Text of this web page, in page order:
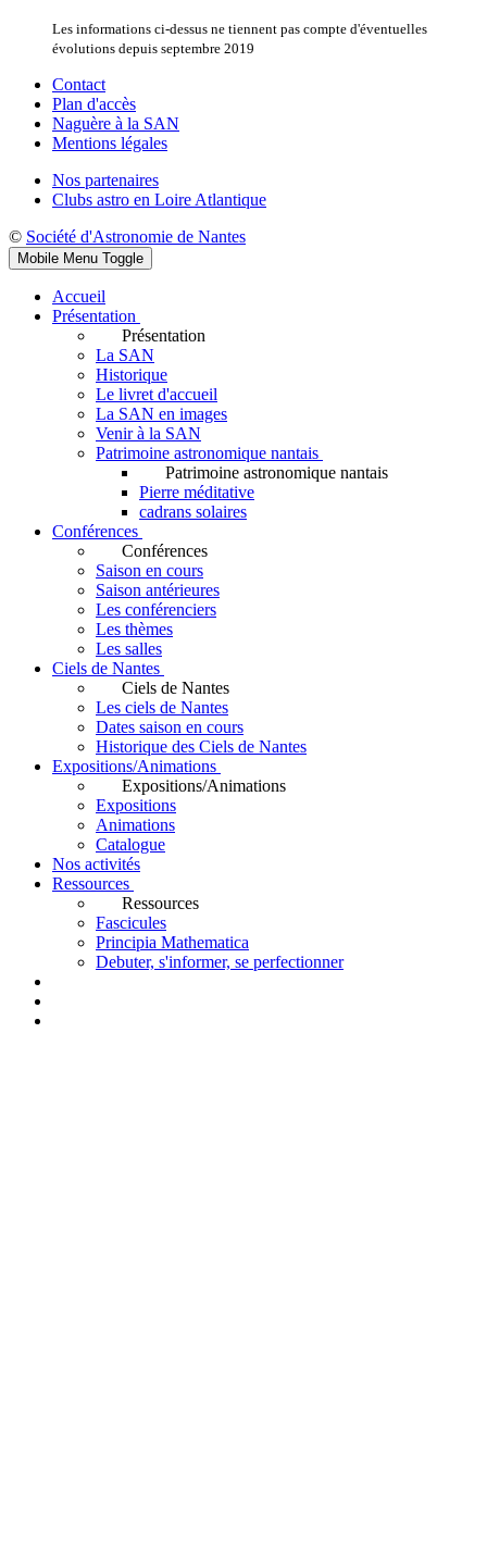
Les informations ci-dessus ne tiennent pas compte d'éventuelles
évolutions depuis septembre 2019
Contact
Plan d'accès
Naguère à la SAN
Mentions légales
Nos partenaires
Clubs astro en Loire Atlantique
© Société d'Astronomie de Nantes
Mobile Menu Toggle
Accueil
Présentation
Présentation
La SAN
Historique
Le livret d'accueil
La SAN en images
Venir à la SAN
Patrimoine astronomique nantais
Patrimoine astronomique nantais
Pierre méditative
cadrans solaires
Conférences
Conférences
Saison en cours
Saison antérieures
Les conférenciers
Les thèmes
Les salles
Ciels de Nantes
Ciels de Nantes
Les ciels de Nantes
Dates saison en cours
Historique des Ciels de Nantes
Expositions/Animations
Expositions/Animations
Expositions
Animations
Catalogue
Nos activités
Ressources
Ressources
Fascicules
Principia Mathematica
Debuter, s'informer, se perfectionner